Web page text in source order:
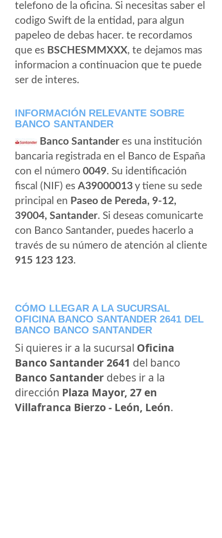
telefono de la oficina. Si necesitas saber el
codigo Swift de la entidad, para algun
papeleo de debas hacer. te recordamos
que es BSCHESMMXXX, te dejamos mas
informacion a continuacion que te puede
ser de interes.
INFORMACIÓN RELEVANTE SOBRE
BANCO SANTANDER
Banco Santander es una institución
bancaria registrada en el Banco de España
con el número 0049. Su identificación
fiscal (NIF) es A39000013y tiene su sede
principal en Paseo de Pereda, 9-12,
39004, Santander. Si deseas comunicarte
con Banco Santander, puedes hacerlo a
través de su número de atención al cliente
915 123 123.
CÓMO LLEGAR A LA SUCURSAL
OFICINA BANCO SANTANDER 2641 DEL
BANCO BANCO SANTANDER
Si quieres ir a la sucursal Oficina
Banco Santander 2641 del banco
Banco Santander debes ir a la
dirección Plaza Mayor, 27 en
Villafranca Bierzo - León, León.